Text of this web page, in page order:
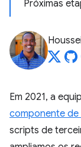
Próximas
Em 2021, a
componente
scripts de